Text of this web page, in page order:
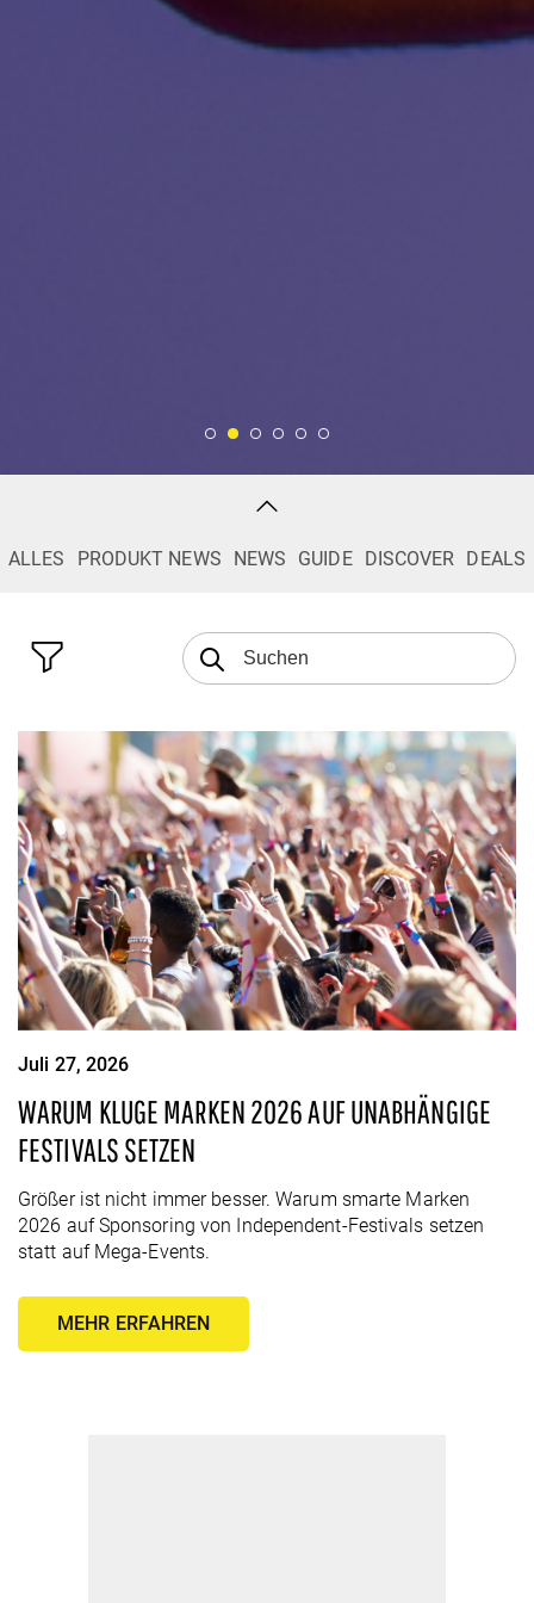
ALLES PRODUKT NEWS NEWS GUIDE DISCOVER DEALS
Juli 27, 2026
WARUM KLUGE MARKEN 2026 AUF UNABHÄNGIGE
FESTIVALS SETZEN
Größer ist nicht immer besser. Warum smarte Marken
2026 auf Sponsoring von Independent-Festivals setzen
statt auf Mega-Events.
MEHR ERFAHREN